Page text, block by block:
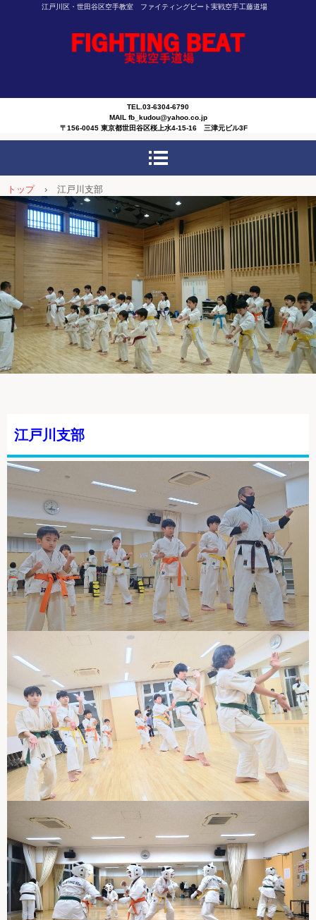
江戸川区・世田谷区空手教室 ファイティングビート実戦空手工藤道場
TEL.03-6304-6790
MAIL fb_kudou@yahoo.co.jp
〒156-0045 東京都世田谷区桜上水4-15-16 三津元ビル3F
トップ › 江戸川支部
江戸川支部